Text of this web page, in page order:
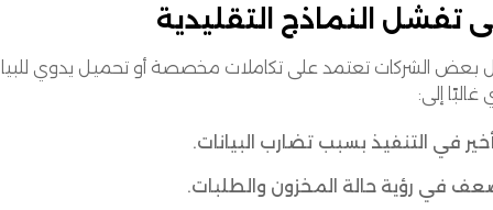
تفشل النماذج التقليدية
إلى:
في التنفيذ بسبب تضارب البيانات.
في رؤية حالة المخزون والطلبات.